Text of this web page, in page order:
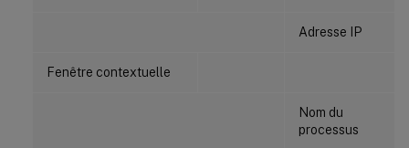
Adresse IP
Fenêtre contextuelle
Nom du
processus